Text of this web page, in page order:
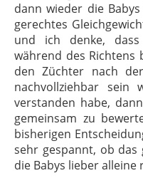
dann wieder die
gerechtes
und ich denke,
während des Richtens
den Züchter nach
nachvollziehbar
verstanden habe,
gemeinsam zu
bisherigen
sehr gespannt, ob
die Babys lieber alleine